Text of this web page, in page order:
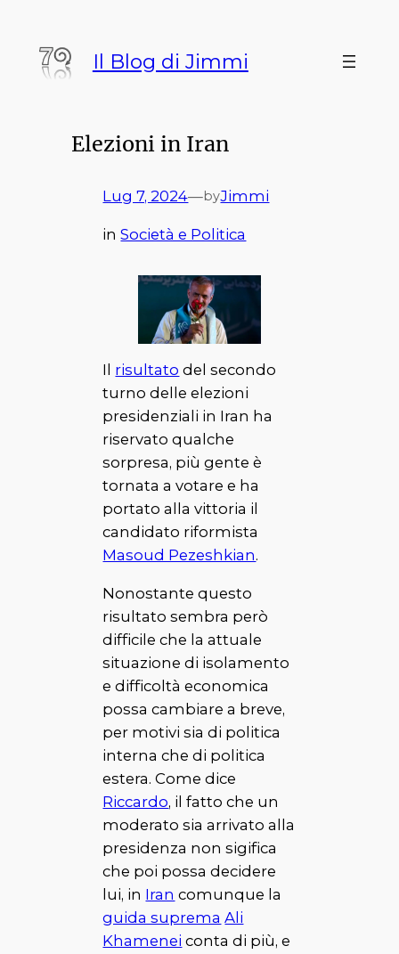
contenuto
Il Blog di Jimmi
Elezioni in Iran
Lug 7, 2024—byJimmi
inSocietà e Politica
Il risultato del secondo
turno delle elezioni
presidenziali in Iran ha
riservato qualche
sorpresa, più gente è
tornata a votare e ha
portato alla vittoria il
candidato riformista
Masoud Pezeshkian.
Nonostante questo
risultato sembra però
difficile che la attuale
situazione di isolamento
e difficoltà economica
possa cambiare a breve,
per motivi sia di politica
interna che di politica
estera. Come dice
Riccardo, il fatto che un
moderato sia arrivato alla
presidenza non sigifica
che poi possa decidere
lui, in Iran comunque la
guida suprema Ali
Khamenei conta di più, e